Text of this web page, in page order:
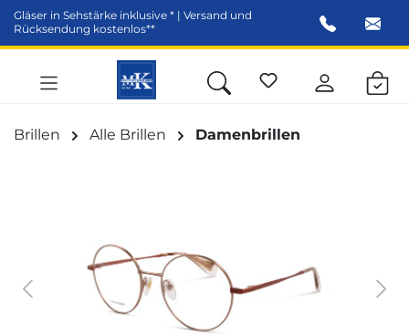
springen
Gläser in Sehstärke inklusive * | Versand und
Rücksendung kostenlos**
Brillen Alle Brillen Damenbrillen